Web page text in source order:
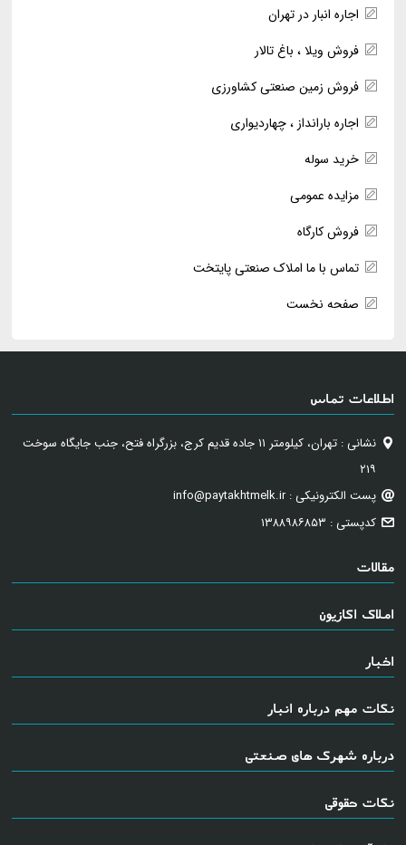
اجاره انبار در تهران
فروش ویلا ، باغ تالار
فروش زمین صنعتی کشاورزی
اجاره بارانداز ، چهاردیواری
خرید سوله
مزایده عمومی
فروش کارگاه
تماس با ما املاک صنعتی پایتخت
صفحه نخست
اطلاعات تماس
نشانی : تهران، کیلومتر ۱۱ جاده قدیم کرج، بزرگراه فتح، جنب جایگاه سوخت
۲۱۹
پست الکترونیکی : info@paytakhtmelk.ir
کدپستی : ۱۳۸۸۹۸۶۸۵۳
مقالات
املاک اکازیون
اخبار
نکات مهم درباره انبار
درباره شهرک های صنعتی
نکات حقوقی